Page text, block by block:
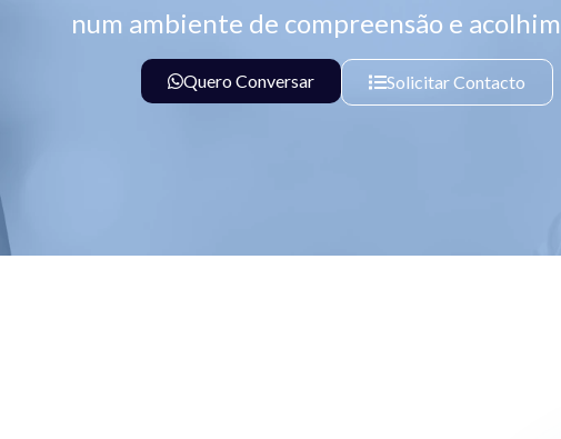
num ambiente de compreensão e
Quero Conversar Solicitar Contacto